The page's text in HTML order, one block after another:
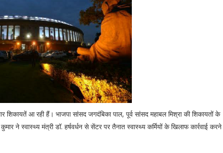
आ रही हैं। भाजपा सांसद जगदंबिका पाल, पूर्व सांसद महाबल मिश्रा की शिकायतों के
स्वास्थ्य मंत्री डॉ. हर्षवर्धन से सेंटर पर तैनात स्वास्थ्य कर्मियों के खिलाफ कार्रवाई करने